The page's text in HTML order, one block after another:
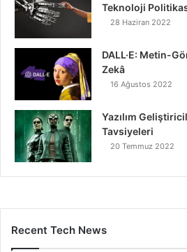
Teknoloji
28 Haziran 2022
DALL·E: Metin-
Zekâ
16 Ağustos 2022
Yazılım
Tavsiyeleri
20 Temmuz 2022
Recent Tech News